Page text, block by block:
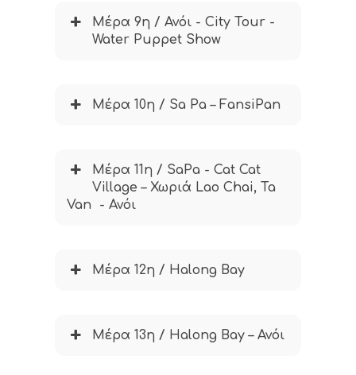
Μέρα 9η / Ανόι - City Tour -
Water Puppet Show
Μέρα 10η / Sa Pa – FansiPan
Μέρα 11η / SaPa - Cat Cat
Village – Χωριά Lao Chai, Ta
Van - Ανόι
Μέρα 12η / Halong Bay
Μέρα 13η / Halong Bay – Ανόι